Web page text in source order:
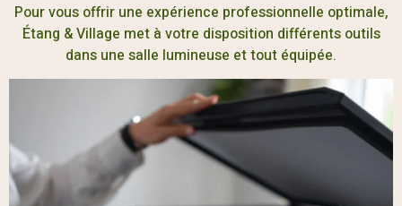
Pour vous offrir une expérience professionnelle optimale,
Étang & Village met à votre disposition différents outils
dans une salle lumineuse et tout équipée.